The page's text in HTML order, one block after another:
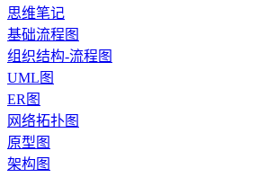
思维笔记
基础流程图
组织结构-流程图
UML图
ER图
网络拓扑图
原型图
架构图